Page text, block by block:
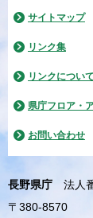
サイトマップ
リンク集
リンクについて
県庁フロア・
お問い合わせ
長野県庁
法人
〒380-8570